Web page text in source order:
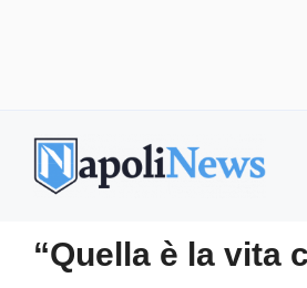
contenuto
“Quella è la vita